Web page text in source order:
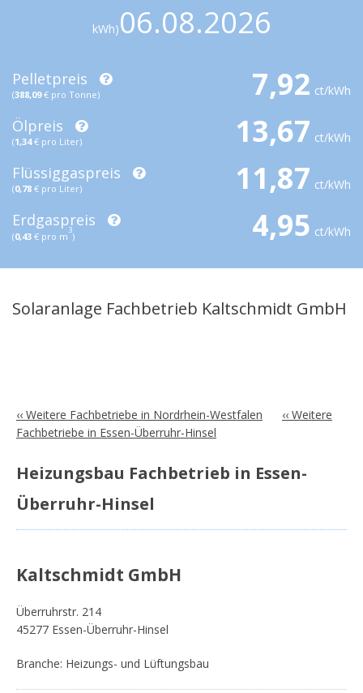
kWh)06.08.2026
Pelletpreis
(388,09€ pro Tonne) 7,92 ct/kWh
Ölpreis
(1,34€ pro Liter) 13,67 ct/kWh
Flüssiggaspreis
(0,78 € pro Liter) 11,87 ct/kWh
Erdgaspreis
(0,43 € pro m
3
) 4,95 ct/kWh
Solaranlage Fachbetrieb Kaltschmidt GmbH
‹‹ Weitere Fachbetriebe in Nordrhein-Westfalen
‹‹ Weitere
Fachbetriebe in Essen-Überruhr-Hinsel
Heizungsbau Fachbetrieb in Essen-
Überruhr-Hinsel
Kaltschmidt GmbH
Überruhrstr. 214
45277 Essen-Überruhr-Hinsel
Branche: Heizungs- und Lüftungsbau